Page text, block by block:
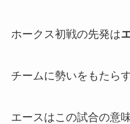
ホークス初戦の先発は
チームに勢いをもたら
エースはこの試合の意